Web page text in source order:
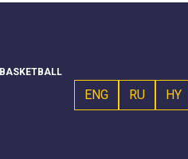
BASKETBALL
ENG RU HY